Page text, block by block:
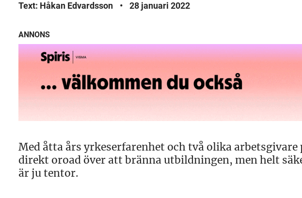
Text: Håkan Edvardsson • 28 januari 2022
ANNONS
Med åtta års yrkeserfarenhet och två olika
direkt oroad över att bränna utbildningen, men helt
är ju tentor.